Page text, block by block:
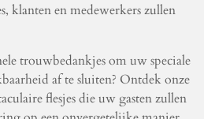
klanten en medewerkers zullen
trouwbedankjes om uw speciale
af te sluiten? Ontdek onze
flesjes die uw gasten zullen